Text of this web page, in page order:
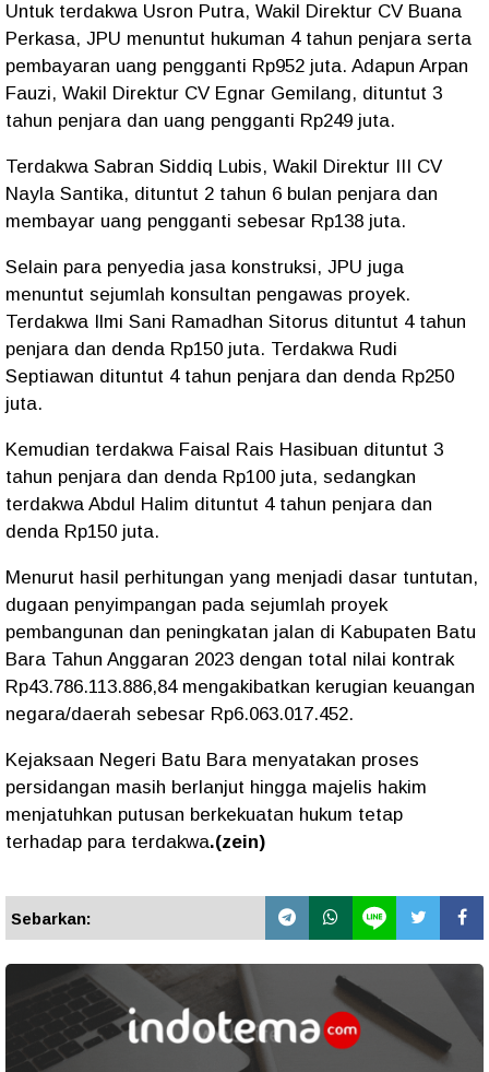
Untuk terdakwa Usron Putra, Wakil Direktur CV Buana
Perkasa, JPU menuntut hukuman 4 tahun penjara serta
pembayaran uang pengganti Rp952 juta. Adapun Arpan
Fauzi, Wakil Direktur CV Egnar Gemilang, dituntut 3
tahun penjara dan uang pengganti Rp249 juta.
Terdakwa Sabran Siddiq Lubis, Wakil Direktur III CV
Nayla Santika, dituntut 2 tahun 6 bulan penjara dan
membayar uang pengganti sebesar Rp138 juta.
Selain para penyedia jasa konstruksi, JPU juga
menuntut sejumlah konsultan pengawas proyek.
Terdakwa Ilmi Sani Ramadhan Sitorus dituntut 4 tahun
penjara dan denda Rp150 juta. Terdakwa Rudi
Septiawan dituntut 4 tahun penjara dan denda Rp250
juta.
Kemudian terdakwa Faisal Rais Hasibuan dituntut 3
tahun penjara dan denda Rp100 juta, sedangkan
terdakwa Abdul Halim dituntut 4 tahun penjara dan
denda Rp150 juta.
Menurut hasil perhitungan yang menjadi dasar tuntutan,
dugaan penyimpangan pada sejumlah proyek
pembangunan dan peningkatan jalan di Kabupaten Batu
Bara Tahun Anggaran 2023 dengan total nilai kontrak
Rp43.786.113.886,84 mengakibatkan kerugian keuangan
negara/daerah sebesar Rp6.063.017.452.
Kejaksaan Negeri Batu Bara menyatakan proses
persidangan masih berlanjut hingga majelis hakim
menjatuhkan putusan berkekuatan hukum tetap
terhadap para terdakwa.(zein)
Sebarkan: